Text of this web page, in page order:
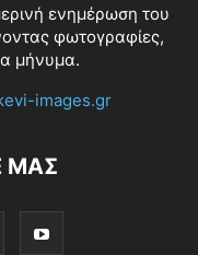
ενημέρωση του
φωτογραφίες,
μήνυμα.
images.gr
ΜΑΣ